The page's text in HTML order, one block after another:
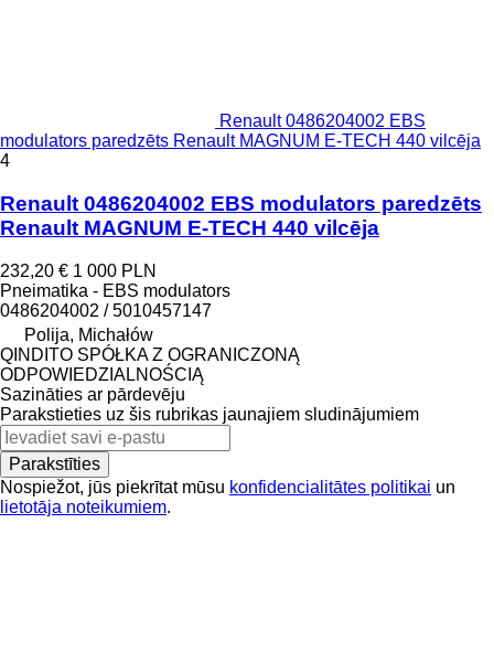
Renault 0486204002 EBS
modulators paredzēts Renault MAGNUM E-TECH 440 vilcēja
4
Renault 0486204002 EBS modulators paredzēts
Renault MAGNUM E-TECH 440 vilcēja
232,20 € 1 000 PLN
Pneimatika - EBS modulators
0486204002 / 5010457147
Polija, Michałów
QINDITO SPÓŁKA Z OGRANICZONĄ
ODPOWIEDZIALNOŚCIĄ
Sazināties ar pārdevēju
Parakstieties uz šis rubrikas jaunajiem sludinājumiem
Parakstīties
Nospiežot, jūs piekrītat mūsu konfidencialitātes politikai un
lietotāja noteikumiem.